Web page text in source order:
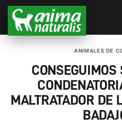
ANIMALES DE
CONSEGUIMOS
MALTRATADOR DE